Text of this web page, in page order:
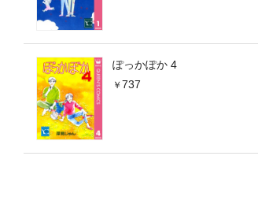
ぽっかぽか 4
737